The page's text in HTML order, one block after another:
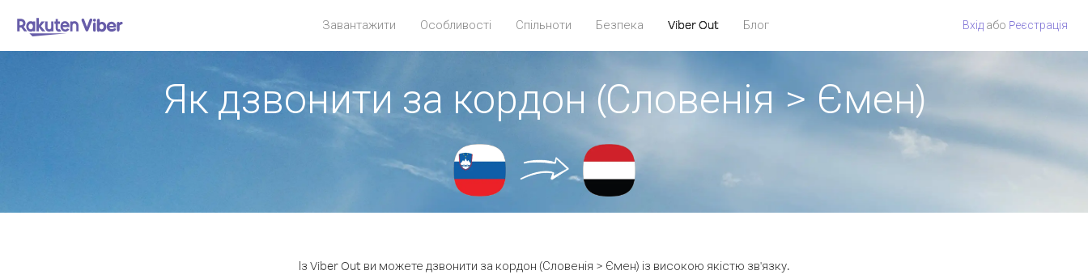
Завантажити Особливості Спільноти Безпека Viber Out Блог Вхід або Pеєстрація
Як дзвонити за кордон (Словенія > Ємен)
Із Viber Out ви можете дзвонити за кордон (Словенія > Ємен) із високою якістю зв'язку.